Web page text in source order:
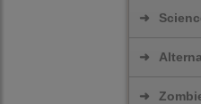
➜
➜
➜